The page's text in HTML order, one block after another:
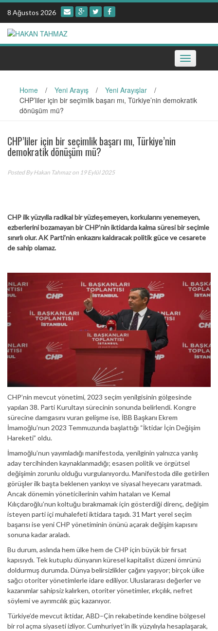
Skip
content
8 Ağustos 2026
Toggle
navigation
Home / Yeni Arayış / Yeni Arayışlar
/
CHP’liler için bir seçimlik başarı mı, Türkiye’nin demokratik
dönüşüm mü?
CHP’liler için bir seçimlik başarı mı, Türkiye’nin
demokratik dönüşüm mü?
Posted ByHakan Tahmazon 19 Eylül 2025
CHP ilk yüzyılla radikal bir yüzleşemeyen, korkularını yenemeyen,
ezberlerini bozamayan bir CHP’nin iktidarda kalma süresi bir seçimle
sınırlı olur. AK Parti’nin enkazını kaldıracak politik güce ve cesarete
de sahip olamaz.
CHP’nin mevcut yönetimi, 2023 seçim yenilgisinin gölgesinde
yapılan 38. Parti Kurultayı sürecinin sonunda belirlendi. Kongre
sürecine damgasını vuran gelişme ise, İBB Başkanı Ekrem
İmamoğlu’nun 2023 Temmuzunda başlattığı “İktidar İçin Değişim
Hareketi” oldu.
İmamoğlu’nun yayımladığı manifestoda, yenilginin yalnızca yanlış
aday tercihinden kaynaklanmadığı; esasen politik ve örgütsel
değişimin zorunlu olduğu vurgulanıyordu. Manifestoda dile getirilen
görüşler ilk başta beklenen yankıyı ve siyasal heyecanı yaratmadı.
Ancak dönemin yöneticilerinin vahim hataları ve Kemal
Kılıçdaroğlu’nun koltuğu bırakmamak için gösterdiği direnç, değişim
isteyen parti içi muhalefeti iktidara taşıdı. 31 Mart yerel seçim
başarısı ise yeni CHP yönetiminin önünü açarak değişim kapısını
sonuna kadar araladı.
Bu durum, aslında hem ülke hem de CHP için büyük bir fırsat
kapısıydı. Tek kutuplu dünyanın küresel kapitalist düzeni ömrünü
doldurmuş durumda. Dünya belirsizlikler çağını yaşıyor; birçok ülke
sağcı otoriter yönetimlerle idare ediliyor. Uluslararası değerler ve
kazanımlar sahipsiz kalırken, otoriter yönetimler, ırkçılık, nefret
söylemi ve ayrımcılık güç kazanıyor.
Türkiye’de mevcut iktidar, ABD–Çin rekabetinde kendine bölgesel
bir rol açma siyaseti izliyor. Cumhuriyet’in ilk yüzyılıyla hesaplaşarak,